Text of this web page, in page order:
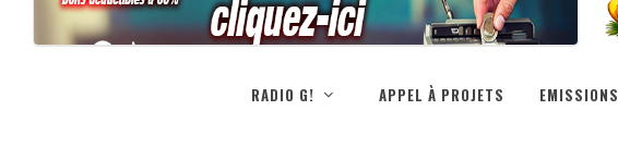
RADIO G! APPEL À PROJETS EMISSIONS